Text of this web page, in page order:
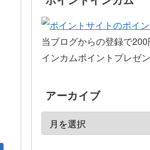
当ブログからの登録で
インカムポイントプレゼン
アーカイブ